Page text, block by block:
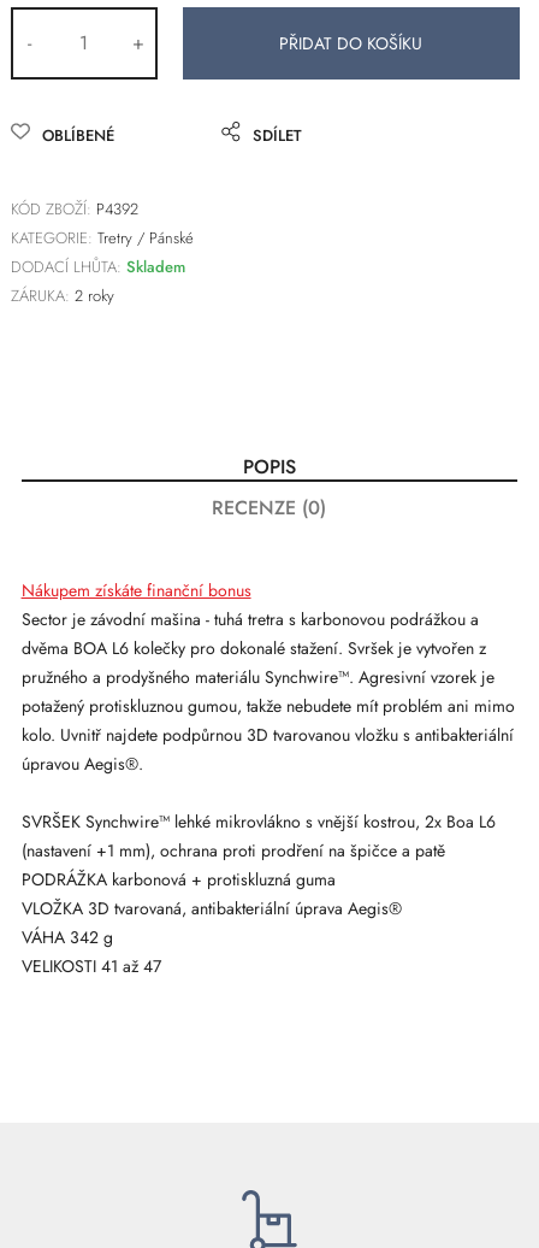
- +
OBLÍBENÉ SDÍLET
KÓD ZBOŽÍ: P4392
KATEGORIE: Tretry/ Pánské
DODACÍ LHŮTA: Skladem
ZÁRUKA: 2 roky
POPIS
RECENZE (0)
Nákupem získáte finanční bonus
Sector je závodní mašina - tuhá tretra s karbonovou podrážkou a
dvěma BOA L6 kolečky pro dokonalé stažení. Svršek je vytvořen z
pružného a prodyšného materiálu Synchwire™. Agresivní vzorek je
potažený protiskluznou gumou, takže nebudete mít problém ani mimo
kolo. Uvnitř najdete podpůrnou 3D tvarovanou vložku s antibakteriální
úpravou Aegis®.
SVRŠEK Synchwire™ lehké mikrovlákno s vnější kostrou, 2x Boa L6
(nastavení +1 mm), ochrana proti prodření na špičce a patě
PODRÁŽKA karbonová + protiskluzná guma
VLOŽKA 3D tvarovaná, antibakteriální úprava Aegis®
VÁHA 342 g
VELIKOSTI 41 až 47